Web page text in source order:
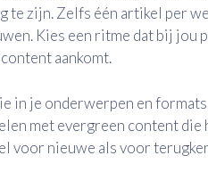
te zijn. Zelfs één artikel per
Kies een ritme dat bij jou
aankomt.
in je onderwerpen en
met evergreen content
voor nieuwe als voor